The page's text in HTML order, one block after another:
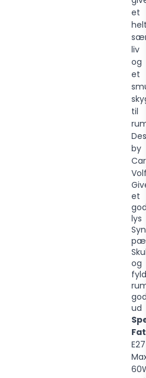
et
liv
og
et
til
by
et
lys
og
ud
E27